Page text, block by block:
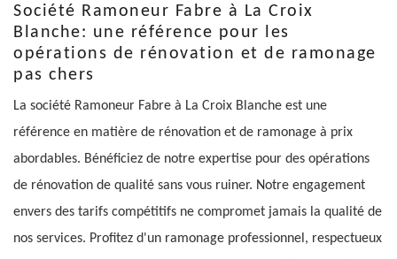
Société Ramoneur Fabre à La Croix
Blanche: une référence pour les
opérations de rénovation et de ramonage
pas chers
La société Ramoneur Fabre à La Croix Blanche est une
référence en matière de rénovation et de ramonage à prix
abordables. Bénéficiez de notre expertise pour des opérations
de rénovation de qualité sans vous ruiner. Notre engagement
envers des tarifs compétitifs ne compromet jamais la qualité de
nos services. Profitez d'un ramonage professionnel, respectueux